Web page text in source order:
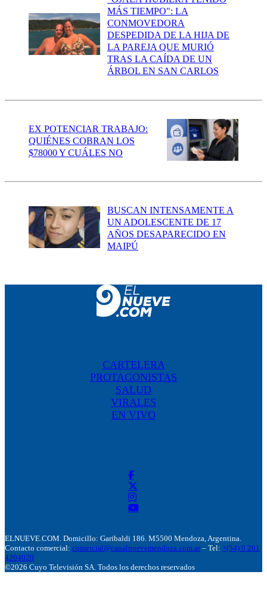
MÁS TIEMPO": LA
CONMOVEDORA
DESPEDIDA DE LA HIJA DE
LA PAREJA QUE MURIÓ
TRAS LA CAÍDA DE UN
ÁRBOL EN SAN CARLOS
EX POTENCIAR TRABAJO:
QUIÉNES COBRAN LOS
$78000 Y CUÁLES NO
BUSCAN INTENSAMENTE A
UN ADOLESCENTE DE 17
AÑOS DESAPARECIDO EN
MAIPÚ
CARTELERA
PROTAGONISTAS
SALUD
VIRALES
EN VIVO
ELNUEVE.COM. Domicillo: Garibaldi 186. M5500 Mendoza, Argentina.
Contacto comercial: comercial@canalnuevemendoza.com.ar – Tel: +(54) 9 261
4204020
©2026 Cuyo Televisión SA. Todos los derechos reservados